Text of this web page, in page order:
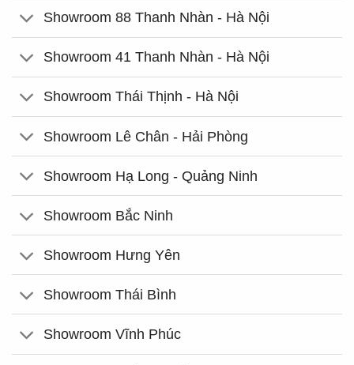
Showroom 88 Thanh Nhàn - Hà Nội
Showroom 41 Thanh Nhàn - Hà Nội
Showroom Thái Thịnh - Hà Nội
Showroom Lê Chân - Hải Phòng
Showroom Hạ Long - Quảng Ninh
Showroom Bắc Ninh
Showroom Hưng Yên
Showroom Thái Bình
Showroom Vĩnh Phúc